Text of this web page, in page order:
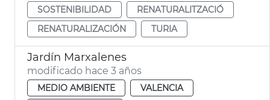
SOSTENIBILIDAD
RENATURALITZACIÓ
RENATURALIZACIÓN
TURIA
Jardín Marxalenes
modificado hace 3 años
MEDIO AMBIENTE
VALENCIA